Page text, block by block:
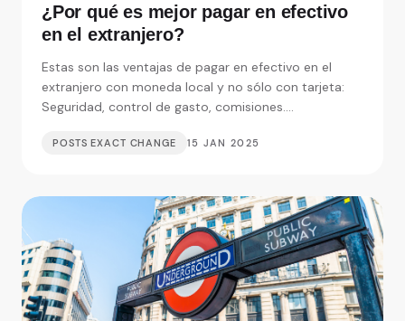
¿Por qué es mejor pagar en efectivo
en el extranjero?
Estas son las ventajas de pagar en efectivo en el
extranjero con moneda local y no sólo con tarjeta:
Seguridad, control de gasto, comisiones....
POSTS EXACT CHANGE 15 JAN 2025